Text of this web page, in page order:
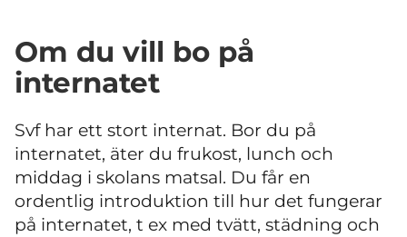
Om du vill bo på
internatet
Svf har ett stort internat. Bor du på
internatet, äter du frukost, lunch och
middag i skolans matsal. Du får en
ordentlig introduktion till hur det fungerar
på internatet, t ex med tvätt, städning och